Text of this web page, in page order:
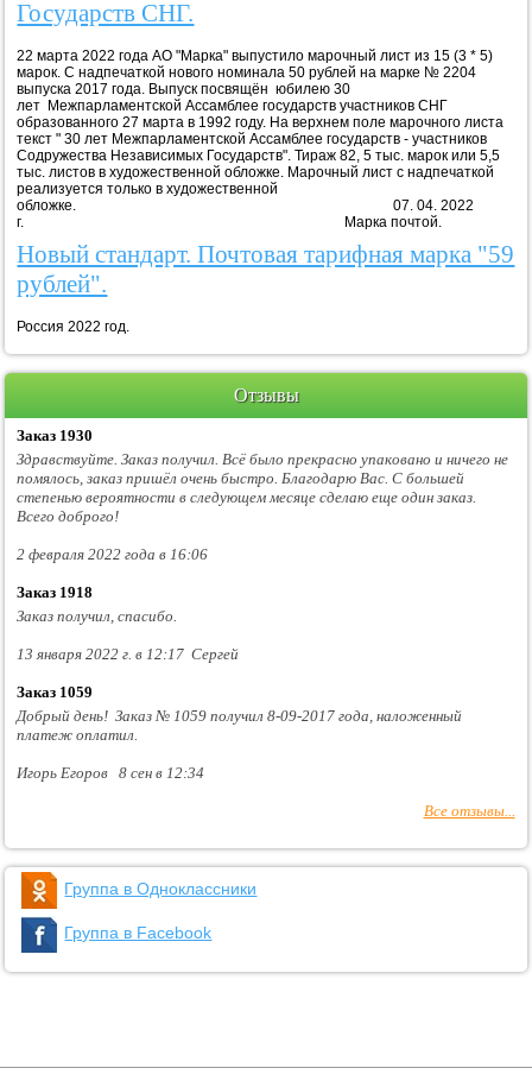
Государств СНГ.
22 марта 2022 года АО "Марка" выпустило марочный лист из 15 (3 * 5)
марок. С надпечаткой нового номинала 50 рублей на марке № 2204
выпуска 2017 года. Выпуск посвящён юбилею 30
лет Межпарламентской Ассамблее государств участников СНГ
образованного 27 марта в 1992 году. На верхнем поле марочного листа
текст " 30 лет Межпарламентской Ассамблее государств - участников
Содружества Независимых Государств". Тираж 82, 5 тыс. марок или 5,5
тыс. листов в художественной обложке. Марочный лист с надпечаткой
реализуется только в художественной
обложке. 07. 04. 2022
г. Марка почтой.
Новый стандарт. Почтовая тарифная марка "59
рублей".
Россия 2022 год.
Отзывы
Заказ 1930
Здравствуйте. Заказ получил. Всё было прекрасно упаковано и ничего не
помялось, заказ пришёл очень быстро. Благодарю Вас. С большей
степенью вероятности в следующем месяце сделаю еще один заказ.
Всего доброго!
2 февраля 2022 года в 16:06
Заказ 1918
Заказ получил, спасибо.
13 января 2022 г. в 12:17 Сергей
Заказ 1059
Добрый день! Заказ № 1059 получил 8-09-2017 года, наложенный
платеж оплатил.
Игорь Егоров 8 сен в 12:34
Все отзывы...
Группа в Одноклассники
Группа в Facebook